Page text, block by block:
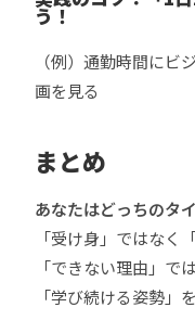
う！
（例）通勤時間に
画を見る
まとめ
あなたはどっちのタ
「受け身」ではなく
「できない理由」で
「学び続ける姿勢」